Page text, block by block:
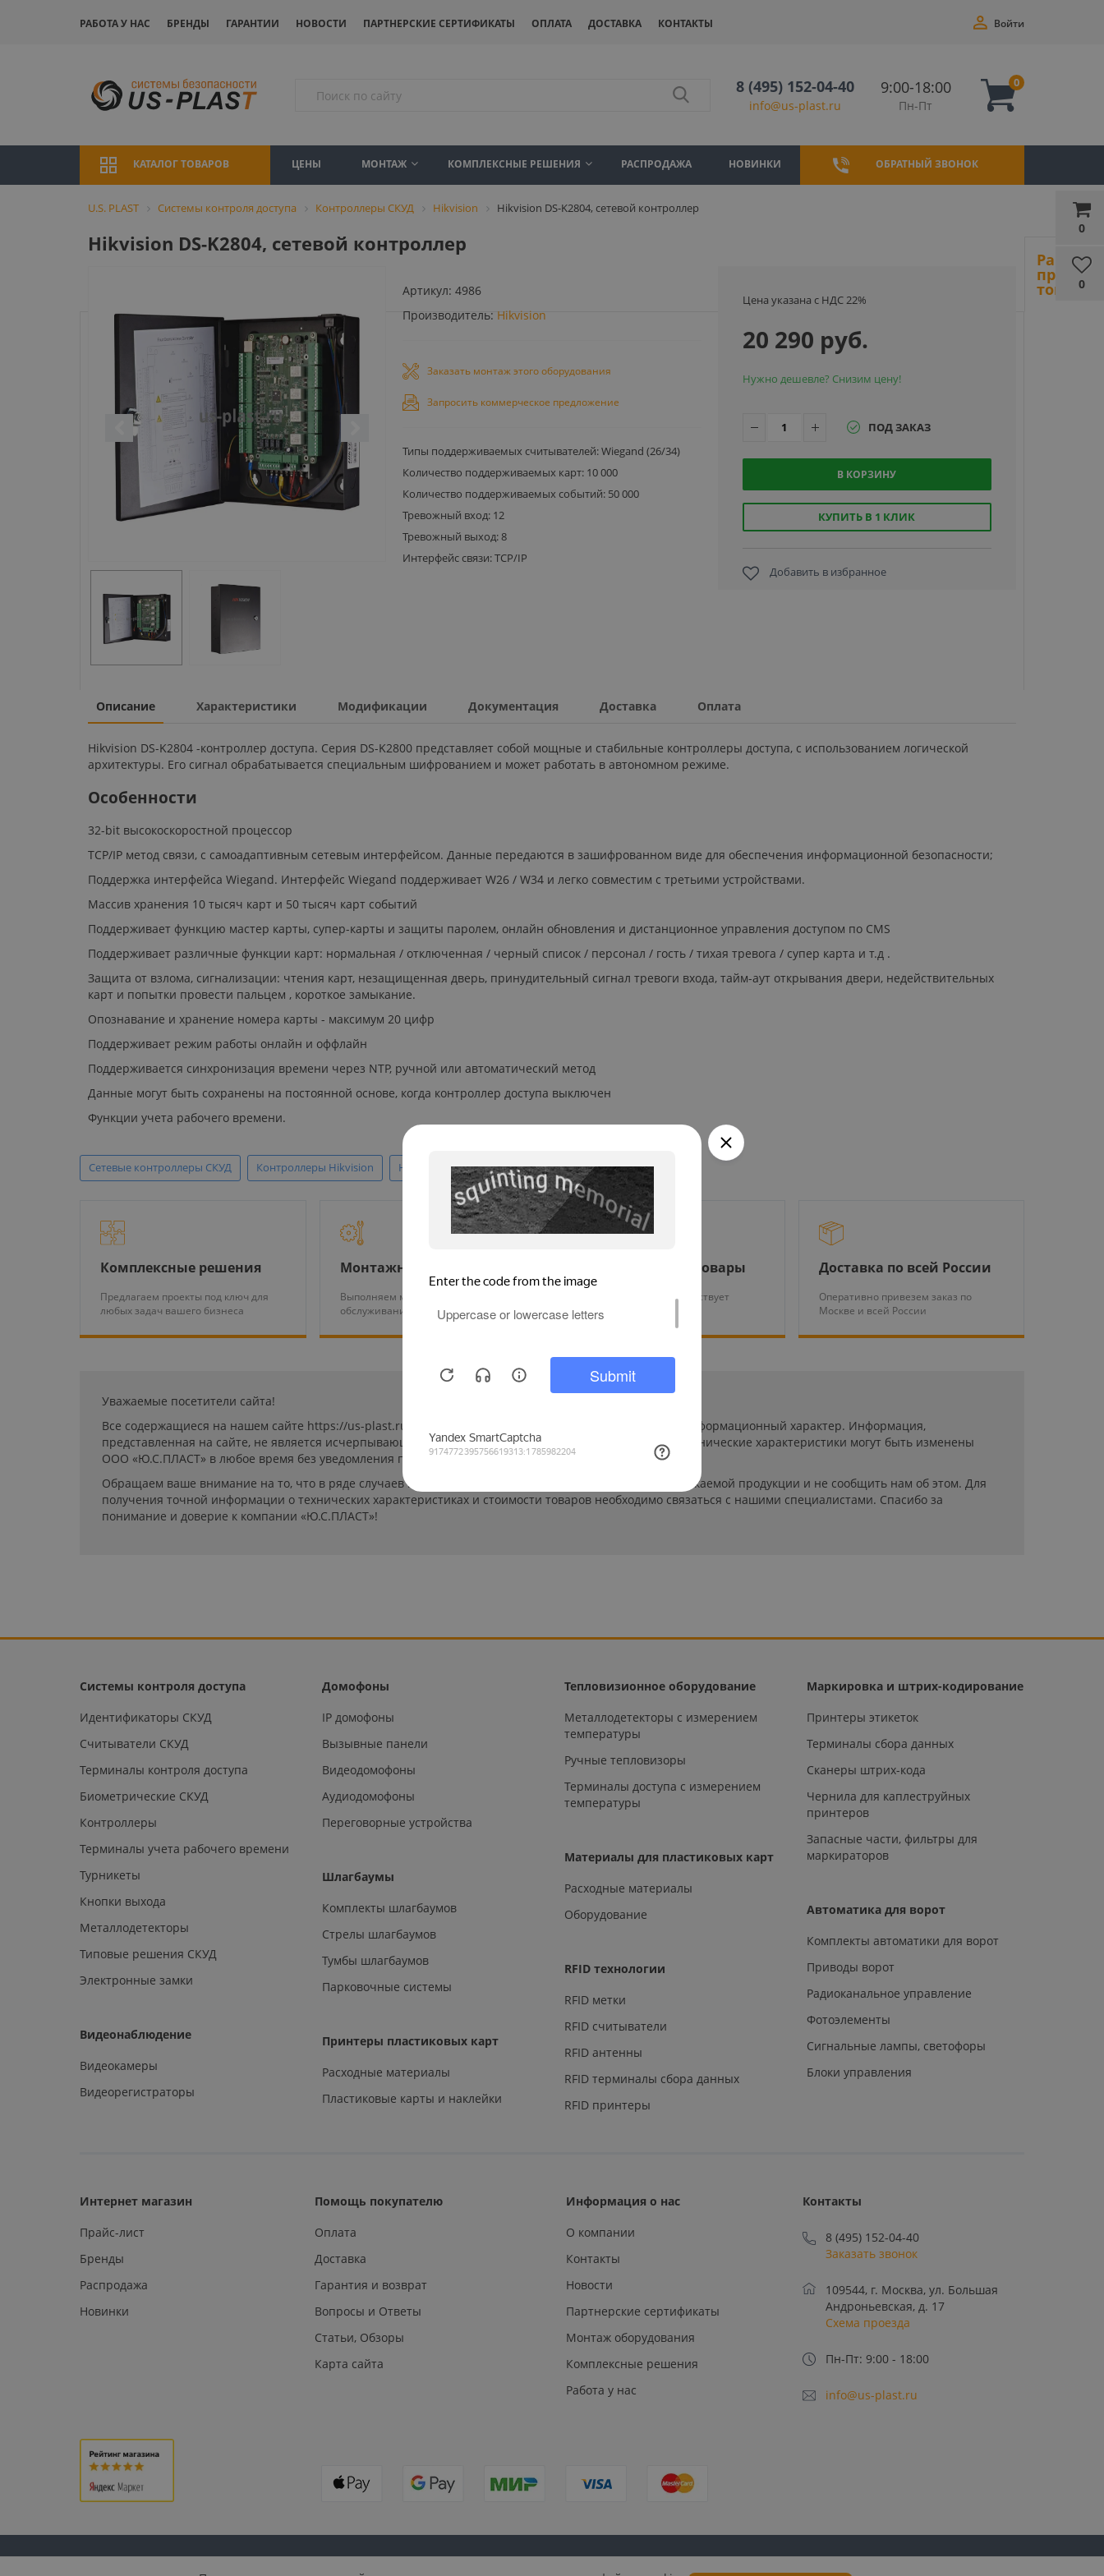
РАБОТА У НАС БРЕНДЫ ГАРАНТИИ НОВОСТИ ПАРТНЕРСКИЕ СЕРТИФИКАТЫ ОПЛАТА ДОСТАВКА КОНТАКТЫ
0
0
Войти
8 (495) 152-04-40
info@us-plast.ru
9:00-18:00
Пн-Пт
0
КАТАЛОГ ТОВАРОВ ЦЕНЫ МОНТАЖ КОМПЛЕКСНЫЕ РЕШЕНИЯ РАСПРОДАЖА НОВИНКИ ОБРАТНЫЙ ЗВОНОК
U.S. PLAST Системы контроля доступа Контроллеры СКУД Hikvision Hikvision DS-K2804, сетевой контроллер
Hikvision DS-K2804, сетевой контроллер
Артикул: 4986
Производитель: Hikvision
Заказать монтаж этого оборудования
Запросить коммерческое предложение
Типы поддерживаемых считывателей: Wiegand (26/34)
Количество поддерживаемых карт: 10 000
Количество поддерживаемых событий: 50 000
Тревожный вход: 12
Тревожный выход: 8
Интерфейс связи: TCP/IP
Цена указана с НДС 22%
20 290 руб.
Нужно дешевле? Снизим цену!
ПОД ЗАКАЗ
В КОРЗИНУ
КУПИТЬ В 1 КЛИК
Добавить в избранное
Описание Характеристики Модификации Документация Доставка Оплата
Hikvision DS-K2804 -контроллер доступа. Серия DS-K2800 представляет собой мощные и стабильные контроллеры доступа, с использованием логической
архитектуры. Его сигнал обрабатывается специальным шифрованием и может работать в автономном режиме.
Особенности
32-bit высокоскоростной процессор
TCP/IP метод связи, с самоадаптивным сетевым интерфейсом. Данные передаются в зашифрованном виде для обеспечения информационной безопасности;
Поддержка интерфейса Wiegand. Интерфейс Wiegand поддерживает W26 / W34 и легко совместим с третьими устройствами.
Массив хранения 10 тысяч карт и 50 тысяч карт событий
Поддерживает функцию мастер карты, супер-карты и защиты паролем, онлайн обновления и дистанционное управления доступом по CMS
Поддерживает различные функции карт: нормальная / отключенная / черный список / персонал / гость / тихая тревога / супер карта и т.д .
Защита от взлома, сигнализации: чтения карт, незащищенная дверь, принудительный сигнал тревоги входа, тайм-аут открывания двери, недействительных
карт и попытки провести пальцем , короткое замыкание.
Опознавание и хранение номера карты - максимум 20 цифр
Поддерживает режим работы онлайн и оффлайн
Поддерживается синхронизация времени через NTP, ручной или автоматический метод
Данные могут быть сохранены на постоянной основе, когда контроллер доступа выключен
Функции учета рабочего времени.
Сетевые контроллеры СКУД Контроллеры Hikvision На четыре двери Сетевой СКУД
Комплексные решения
Предлагаем проекты под ключ для
любых задач вашего бизнеса
Монтажные работы
Выполняем монтаж и тех.
обслуживание оборудования
Гарантия на все товары
На нашу продукцию действует
гарантия от 12 месяцев
Доставка по всей России
Оперативно привезем заказ по
Москве и всей России
Уважаемые посетители сайта!
Все содержащиеся на нашем сайте https://us-plast.ru/ (далее «сайт») сведения носят исключительно информационный характер. Информация,
представленная на сайте, не является исчерпывающей. Указанные на сайте цены, комплектации и технические характеристики могут быть изменены
ООО «Ю.С.ПЛАСТ» в любое время без уведомления пользователей сайта.
Обращаем ваше внимание на то, что в ряде случаев производители могут изменить параметры выпускаемой продукции и не сообщить нам об этом. Для
получения точной информации о технических характеристиках и стоимости товаров необходимо связаться с нашими специалистами. Спасибо за
понимание и доверие к компании «Ю.С.ПЛАСТ»!
Ранее
товары
Системы контроля доступа
Идентификаторы СКУД
Считыватели СКУД
Терминалы контроля доступа
Биометрические СКУД
Контроллеры
Терминалы учета рабочего времени
Турникеты
Кнопки выхода
Металлодетекторы
Типовые решения СКУД
Электронные замки
Видеонаблюдение
Видеокамеры
Видеорегистраторы
Домофоны
IP домофоны
Вызывные панели
Видеодомофоны
Аудиодомофоны
Переговорные устройства
Шлагбаумы
Комплекты шлагбаумов
Стрелы шлагбаумов
Тумбы шлагбаумов
Парковочные системы
Принтеры пластиковых карт
Расходные материалы
Пластиковые карты и наклейки
Тепловизионное оборудование
Металлодетекторы с измерением
температуры
Ручные тепловизоры
Терминалы доступа с измерением
температуры
Материалы для пластиковых карт
Расходные материалы
Оборудование
RFID технологии
RFID метки
RFID считыватели
RFID антенны
RFID терминалы сбора данных
RFID принтеры
Маркировка и штрих-кодирование
Принтеры этикеток
Терминалы сбора данных
Сканеры штрих-кода
Чернила для каплеструйных
принтеров
Запасные части, фильтры для
маркираторов
Автоматика для ворот
Комплекты автоматики для ворот
Приводы ворот
Радиоканальное управление
Фотоэлементы
Сигнальные лампы, светофоры
Блоки управления
Интернет магазин
Прайс-лист
Бренды
Распродажа
Новинки
Помощь покупателю
Оплата
Доставка
Гарантия и возврат
Вопросы и Ответы
Статьи, Обзоры
Карта сайта
Информация о нас
О компании
Контакты
Новости
Партнерские сертификаты
Монтаж оборудования
Комплексные решения
Работа у нас
Контакты
8 (495) 152-04-40
Заказать звонок
109544, г. Москва, ул. Большая
Андроньевская, д. 17
Схема проезда
Пн-Пт: 9:00 - 18:00
info@us-plast.ru